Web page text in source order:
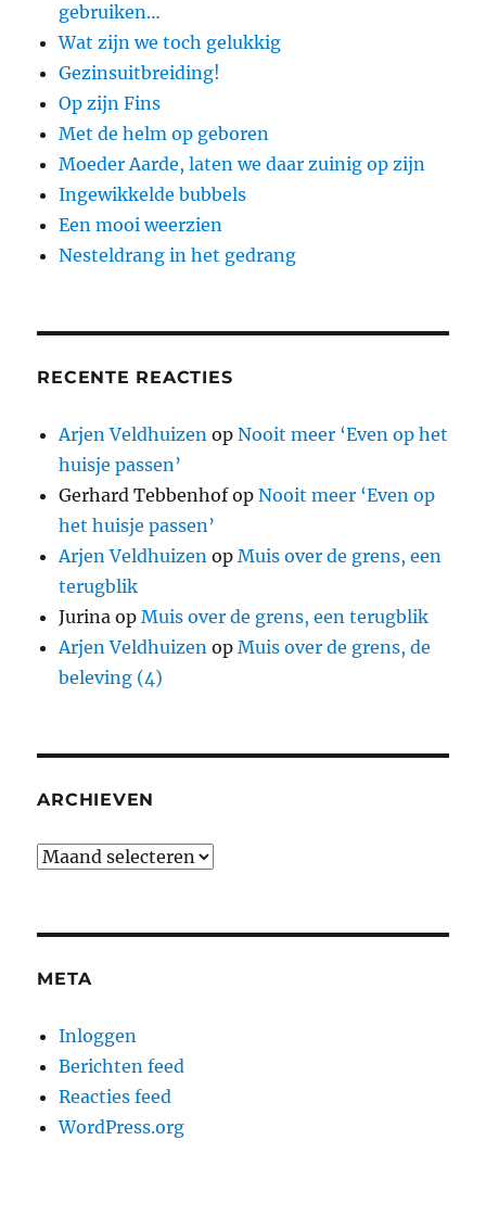
gebruiken…
Wat zijn we toch gelukkig
Gezinsuitbreiding!
Op zijn Fins
Met de helm op geboren
Moeder Aarde, laten we daar zuinig op zijn
Ingewikkelde bubbels
Een mooi weerzien
Nesteldrang in het gedrang
RECENTE REACTIES
Arjen Veldhuizen opNooit meer ‘Even op het
huisje passen’
Gerhard TebbenhofopNooit meer ‘Even op
het huisje passen’
Arjen Veldhuizen opMuis over de grens, een
terugblik
Jurina opMuis over de grens, een terugblik
Arjen Veldhuizen opMuis over de grens, de
beleving (4)
ARCHIEVEN
Archieven
META
Inloggen
Berichten feed
Reacties feed
WordPress.org